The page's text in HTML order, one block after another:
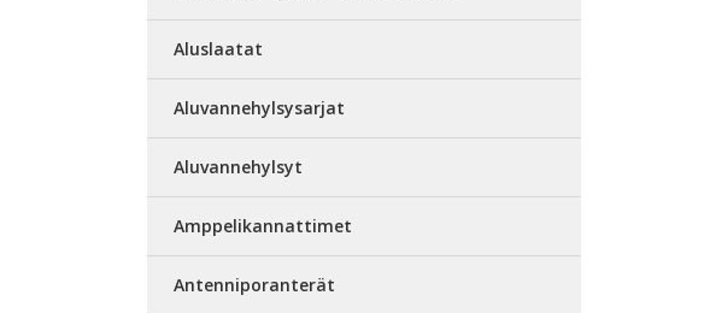
Aluslaatat
Aluvannehylsysarjat
Aluvannehylsyt
Amppelikannattimet
Antenniporanterät